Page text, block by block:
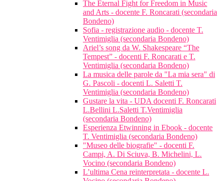
The Eternal Fight for Freedom in Music
and Arts - docente F. Roncarati (secondaria
Bondeno)
Sofia - registrazione audio - docente T.
Ventimiglia (secondaria Bondeno)
Ariel’s song da W. Shakespeare “The
Tempest” - docenti F. Roncarati e T.
Ventimiglia (secondaria Bondeno)
La musica delle parole da "La mia sera" di
G. Pascoli - docenti L. Saletti T.
Ventimiglia (secondaria Bondeno)
Gustare la vita - UDA docenti F. Roncarati
L.Bellini L.Saletti T.Ventimiglia
(secondaria Bondeno)
Esperienza Etwinning in Ebook - docente
T. Ventimiglia (secondaria Bondeno)
"Museo delle biografie" - docenti F.
Campi, A. Di Sciuva, B. Michelini, L.
Vocino (secondaria Bondeno)
L’ultima Cena reinterpretata - docente L.